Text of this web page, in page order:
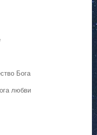
Бога
любви